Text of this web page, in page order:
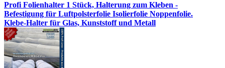
Profi Folienhalter 1 Stück, Halterung zum Kleben -
Befestigung für Luftpolsterfolie Isolierfolie Noppenfolie.
Klebe-Halter für Glas, Kunststoff und Metall